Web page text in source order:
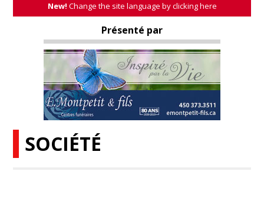
New! Change the site language by clicking here
Présenté par
SOCIÉTÉ